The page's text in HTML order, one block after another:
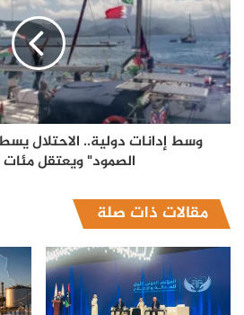
وسط إدانات دولية.. الاحتلال
الصمود" ويعتقل
مقالات ذات صلة